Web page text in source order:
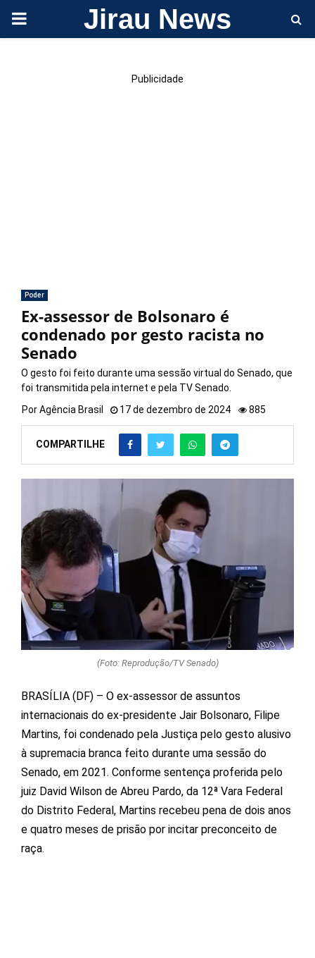
PRIMARY Jirau News
Publicidade
Poder
Ex-assessor de Bolsonaro é
condenado por gesto racista no
Senado
O gesto foi feito durante uma sessão virtual do Senado, que
foi transmitida pela internet e pela TV Senado.
PorAgência Brasil 17 de dezembro de 2024 885
COMPARTILHE
(Foto: Reprodução/TV Senado)
BRASÍLIA (DF) – O ex-assessor de assuntos
internacionais do ex-presidente Jair Bolsonaro, Filipe
Martins, foi condenado pela Justiça pelo gesto alusivo
à supremacia branca feito durante uma sessão do
Senado, em 2021. Conforme sentença proferida pelo
juiz David Wilson de Abreu Pardo, da 12ª Vara Federal
do Distrito Federal, Martins recebeu pena de dois anos
e quatro meses de prisão por incitar preconceito de
raça.